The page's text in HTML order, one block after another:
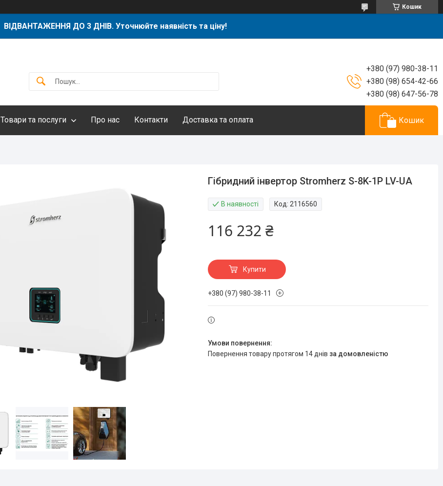
Кошик
ВІДВАНТАЖЕННЯ ДО 3 ДНІВ. Уточнюйте наявність та ціну!
+380 (97) 980-38-11
+380 (98) 654-42-66
+380 (98) 647-56-78
Товари та послуги Про нас Контакти Доставка та оплата Кошик
Гібридний інвертор Stromherz S-8K-1P LV-UA
В наявності Код: 2116560
116 232 ₴
Купити
+380 (97) 980-38-11
повернення товару протягом 14 днів за домовленістю